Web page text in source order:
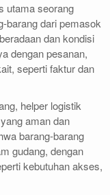
utama seorang
barang dari pemasok
dan kondisi
dengan pesanan,
seperti faktur dan
helper logistik
aman dan
barang-barang
gudang, dengan
kebutuhan akses,